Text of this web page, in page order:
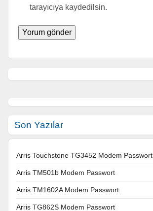
tarayıcıya kaydedilsin.
Son Yazılar
Arris Touchstone TG3452 Modem Passwort
Arris TM501b Modem Passwort
Arris TM1602A Modem Passwort
Arris TG862S Modem Passwort